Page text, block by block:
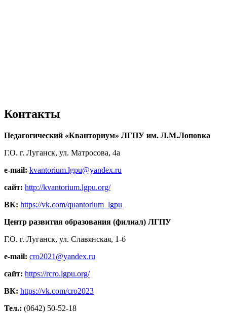
Контакты
Педагогический «Кванториум» ЛГПУ им. Л.М.Лоповка
Г.О. г. Луганск, ул. Матросова, 4а
e-mail: kvantorium.lgpu@yandex.ru
сайт: http://kvantorium.lgpu.org/
ВК: https://vk.com/quantorium_lgpu
Центр развития образования (филиал) ЛГПУ
Г.О. г. Луганск, ул. Славянская, 1-б
e-mail: cro2021@yandex.ru
сайт: https://rcro.lgpu.org/
ВК: https://vk.com/cro2023
Тел.: (0642) 50-52-18